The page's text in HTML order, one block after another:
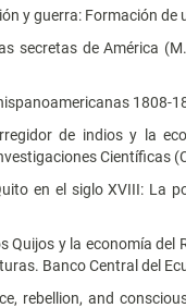
y guerra: Formación
secretas de América
1808-
de indios y la
Científicas
en el siglo XVIII: La
Quijos y la economía
Banco Central del
rebellion, and